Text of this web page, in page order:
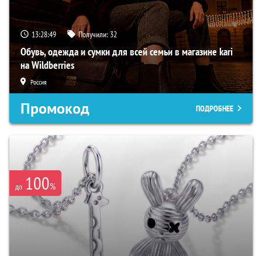
13:28:48 Получили: 32
Обувь, одежда и сумки для всей семьи в магазине kari
на Wildberries
Россия
Промокод ПОДРОБНЕЕ
до 100%